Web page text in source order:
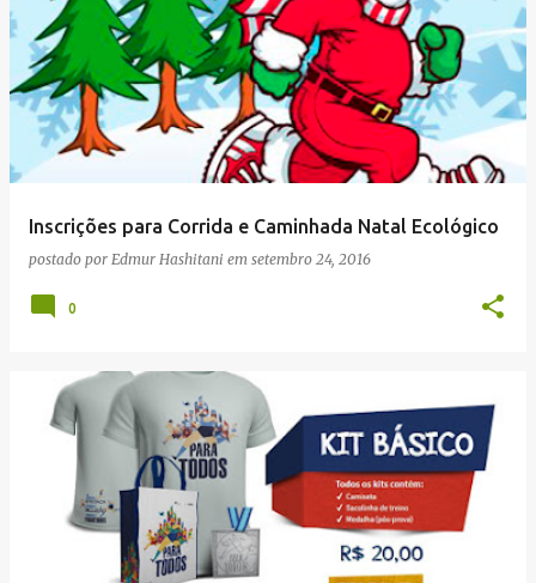
Inscrições para Corrida e Caminhada Natal Ecológico
postado por Edmur Hashitani em setembro 24, 2016
0